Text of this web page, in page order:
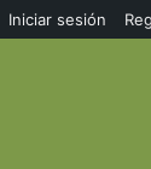
Iniciar sesión